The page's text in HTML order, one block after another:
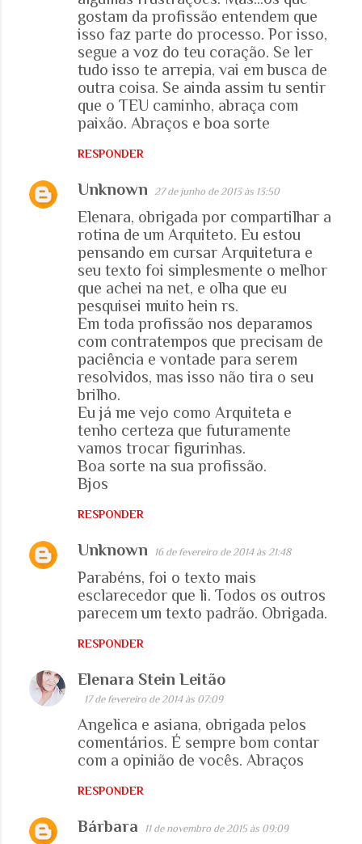
gostam da profissão entendem que
isso faz parte do processo. Por isso,
segue a voz do teu coração. Se ler
tudo isso te arrepia, vai em busca de
outra coisa. Se ainda assim tu sentir
que o TEU caminho, abraça com
paixão. Abraços e boa sorte
RESPONDER
Unknown 27 de junho de 2013 às 13:50
Elenara, obrigada por compartilhar a
rotina de um Arquiteto. Eu estou
pensando em cursar Arquitetura e
seu texto foi simplesmente o melhor
que achei na net, e olha que eu
pesquisei muito hein rs.
Em toda profissão nos deparamos
com contratempos que precisam de
paciência e vontade para serem
resolvidos, mas isso não tira o seu
brilho.
Eu já me vejo como Arquiteta e
tenho certeza que futuramente
vamos trocar figurinhas.
Boa sorte na sua profissão.
Bjos
RESPONDER
Unknown 16 de fevereiro de 2014 às 21:48
Parabéns, foi o texto mais
esclarecedor que li. Todos os outros
parecem um texto padrão. Obrigada.
RESPONDER
Elenara Stein Leitão
17 de fevereiro de 2014 às 07:09
Angelica e asiana, obrigada pelos
comentários. É sempre bom contar
com a opinião de vocês. Abraços
RESPONDER
Bárbara 11 de novembro de 2015 às 09:09